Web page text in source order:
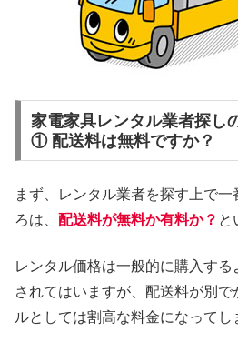
家電家具レンタル業者探し
① 配送料は無料ですか？
まず、レンタル業者を探す上で一
ろは、 配送料が無料か有料か？ と
レンタル価格は一般的に購入す
されてはいますが、配送料が別
ルとしては割高な料金になってし